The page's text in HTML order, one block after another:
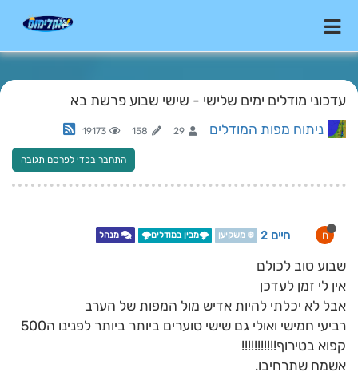
עדכוני מודלים ימים שלישי - שישי שבוע פרשת בא
ניתוח מפות המודלים 29
158
19173
התחבר בכדי לפרסם תגובה
ח חיים 2 ❄️ משקיען 🌩️מבין במודלים🌩️ מנהל
שבוע טוב לכולם
אין לי זמן לעדכן
אבל לא יכלתי להיות אדיש מול המפות של הערב
רביעי חמישי ואולי גם שישי סוערים ביותר ביותר לפנינו ה500
קפוא בטירוף!!!!!!!!!!!
אשמח שתרחיבו.